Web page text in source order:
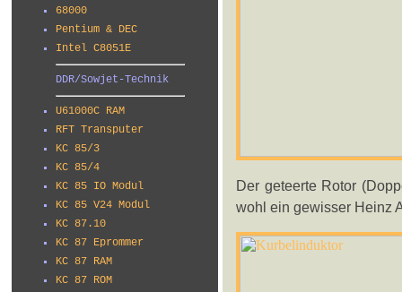
68000
Pentium & DEC
Intel C8051E
DDR/Sowjet-Technik
U61000C RAM
RFT Transputer
KC 85/3
KC 85/4
KC 85 IO Modul
KC 85 V24 Modul
KC 87.10
KC 87 Eprommer
KC 87 RAM
KC 87 ROM
Der geteerte Rotor
wohl ein gewisser Heinz